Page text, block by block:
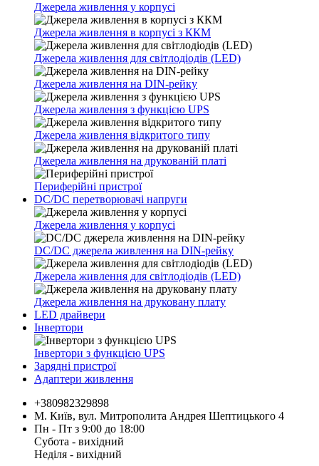
Джерела живлення у корпусі
Джерела живлення в корпусі з ККМ
Джерела живлення для світлодіодів (LED)
Джерела живлення на DIN-рейку
Джерела живлення з функцією UPS
Джерела живлення відкритого типу
Джерела живлення на друкованій платі
Периферійні пристрої
DC/DC перетворювачі напруги
Джерела живлення у корпусі
DC/DC джерела живлення на DIN-рейку
Джерела живлення для світлодіодів (LED)
Джерела живлення на друковану плату
LED драйвери
Інвертори
Інвертори з функцією UPS
Зарядні пристрої
Адаптери живлення
+380982329898
М. Київ, вул. Митрополита Андрея Шептицького 4
Пн - Пт з 9:00 до 18:00
Субота - вихідний
Неділя - вихідний